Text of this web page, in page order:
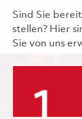
Sind Sie
stellen? Hier
Sie von uns